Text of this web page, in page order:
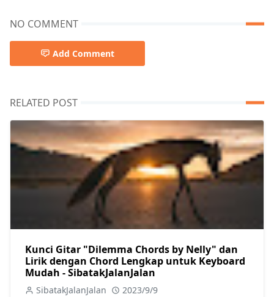
NO COMMENT
Add Comment
RELATED POST
Kunci Gitar "Dilemma Chords by Nelly" dan
Lirik dengan Chord Lengkap untuk Keyboard
Mudah - SibatakJalanJalan
SibatakJalanJalan 2023/9/9